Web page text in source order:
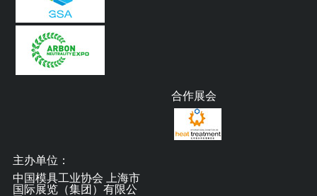
合作展会
主办单位：
中国模具工业协会 上海市
国际展览（集团）有限公